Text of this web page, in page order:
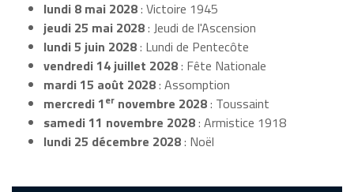
lundi 8 mai 2028: Victoire 1945
jeudi 25 mai 2028: Jeudi de l'Ascension
lundi 5 juin 2028: Lundi de Pentecôte
vendredi 14 juillet 2028: Fête Nationale
mardi 15 août 2028: Assomption
mercredi 1er novembre 2028: Toussaint
samedi 11 novembre 2028: Armistice 1918
lundi 25 décembre 2028: Noël